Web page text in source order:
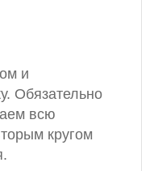
и
Обязательно
всю
кругом